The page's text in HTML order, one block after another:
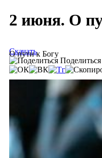
2 июня. О
О пути к Богу
Скачать
Поделиться